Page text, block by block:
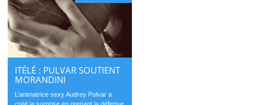
ITÉLÉ : PULVAR SOUTIENT
MORANDINI
L’animatrice sexy Audrey Pulvar a